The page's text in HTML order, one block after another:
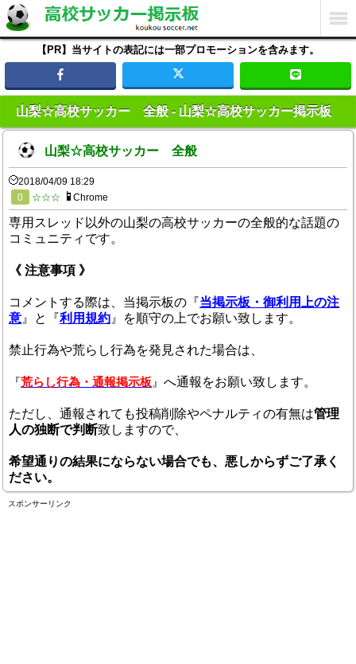
【PR】当サイトの表記には一部プロモーションを含みます。
山梨☆高校サッカー 全般 - 山梨☆高校サッカー掲示板
山梨☆高校サッカー 全般
2018/04/09 18:29
0
☆☆☆ Chrome
専用スレッド以外の山梨の高校サッカーの全般的な話題の
コミュニティです。
《 注意事項 》
コメントする際は、当掲示板の『当掲示板・御利用上の注
意 』と『利用規約 』を順守の上でお願い致します。
禁止行為や荒らし行為を発見された場合は、
『荒らし行為・通報掲示板 』 へ通報をお願い致します。
ただし、通報されても投稿削除やペナルティの有無は管理
人の独断で判断致しますので、
希望通りの結果にならない場合でも、悪しからずご了承く
ださい。
スポンサーリンク